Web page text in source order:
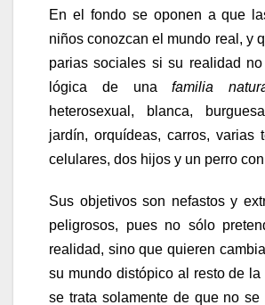
En el fondo se oponen a que
niños conozcan el mundo real, y
parias sociales si su realidad
lógica de unafamilia
heterosexual, blanca,
jardín, orquídeas, carros, varias
celulares, dos hijos y un perro
Sus objetivos son nefastos y
peligrosos, pues no sólo
realidad, sino que quieren
su mundo distópico al resto de
se trata solamente de que no